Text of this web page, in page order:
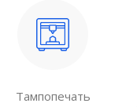
Тампопечать